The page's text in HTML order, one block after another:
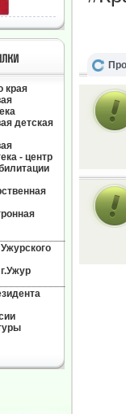
края
детская
- центр